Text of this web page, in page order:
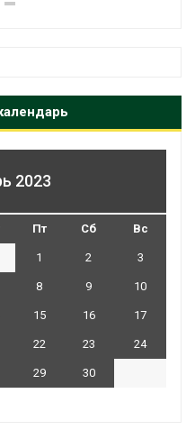
2023
Пт Сб Вс
1 2 3
8 9 10
15 16 17
22 23 24
29
30